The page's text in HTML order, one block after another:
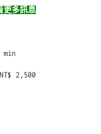
更多訊息
min
2,500